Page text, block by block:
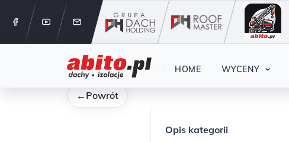
12 288 24 42
HOME WYCENY
Kategorie undefined Prefa
← Powrót
Opis kategorii